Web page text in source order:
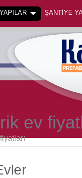
ŞANTİYE
ev